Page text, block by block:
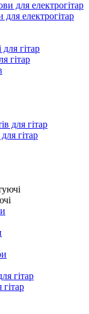
електрогітар
гітар
гітар